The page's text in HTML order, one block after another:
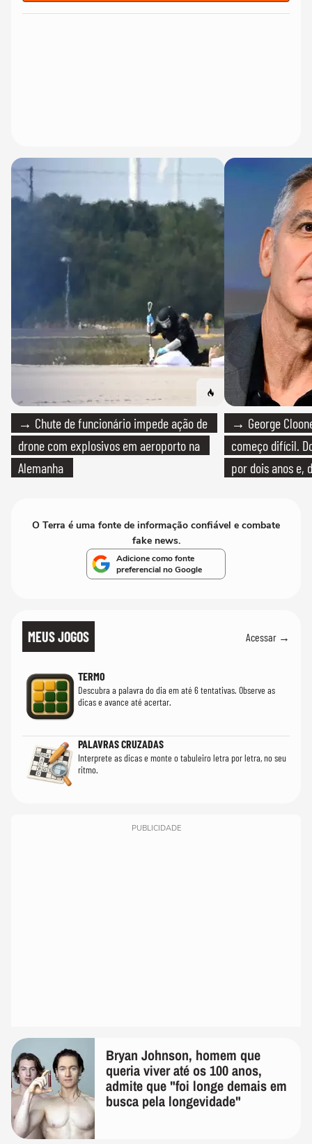
→ Chute de funcionário impede ação de
drone com explosivos em aeroporto na
Alemanha
→ George
começo difícil.
por dois anos e,
O Terra é uma fonte de informação confiável e combate
fake news.
Adicione como fonte
preferencial no Google
MEUS JOGOS Acessar →
TERMO
Descubra a palavra do dia em até 6 tentativas. Observe as
dicas e avance até acertar.
PALAVRAS CRUZADAS
Interprete as dicas e monte o tabuleiro letra por letra, no seu
ritmo.
PUBLICIDADE
Bryan Johnson, homem que
queria viver até os 100 anos,
admite que "foi longe demais em
busca pela longevidade"